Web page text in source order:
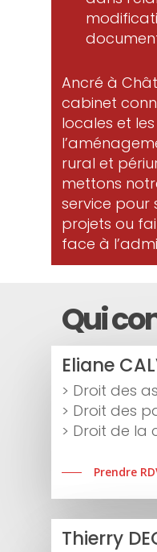
Ancré à
cabinet
locales et
rural et
mettons
service pour
projets ou
face à
Qui
Eliane
> Droit des
> Droit des
> Droit de la
Prendre
Thierry